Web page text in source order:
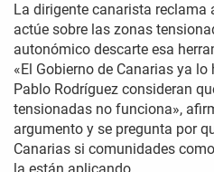
La dirigente canarista reclama
actúe sobre las zonas
autonómico descarte esa
«El Gobierno de Canarias ya
Pablo Rodríguez consideran
tensionadas no funciona»,
argumento y se pregunta por
Canarias si comunidades